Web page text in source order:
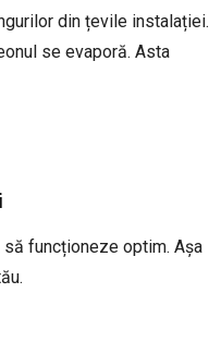
din țevile instalației.
se evaporă. Asta
să funcționeze optim. Așa